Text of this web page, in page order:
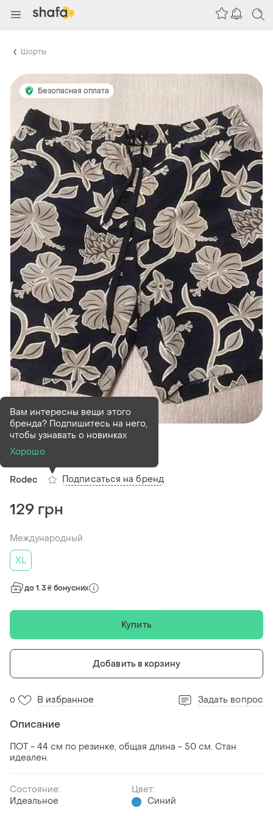
Шорты
Безопасная оплата
В наличии 1 шт
Шорты мужские
Rodec
Вам интересны вещи этого
бренда? Подпишитесь на него,
чтобы узнавать о новинках
Хорошо
Подписаться на бренд
129 грн
Международный
XL
до 1.3 ₴ бонусних
Купить
Добавить в корзину
0 В избранное Задать вопрос
Описание
ПОТ - 44 см по резинке, общая длина - 50 см. Стан
идеален.
Состояние:
Идеальное
Цвет:
Синий